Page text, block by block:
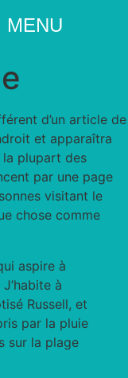
MENU
d’un article de
et apparaîtra
plupart des
par une page
visitant le
chose comme
aspire à
à
Russell, et
par la pluie
sur la plage